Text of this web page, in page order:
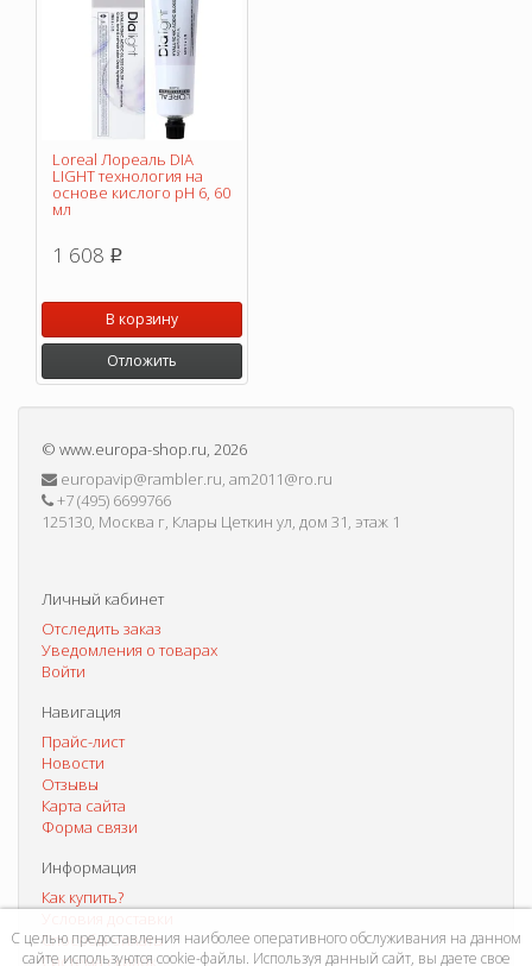
Loreal Лореаль DIA
LIGHT технология на
основе кислого pH 6, 60
мл
1 608 p
В корзину
Отложить
© www.europa-shop.ru, 2026
europavip@rambler.ru, am2011@ro.ru
+7 (495) 6699766
125130, Москва г, Клары Цеткин ул, дом 31, этаж 1
Личный кабинет
Отследить заказ
Уведомления о товарах
Войти
Навигация
Прайс-лист
Новости
Отзывы
Карта сайта
Форма связи
Информация
Как купить?
Способы оплаты
Система скидок
С целью предоставления наиболее оперативного обслуживания на данном
сайте используются cookie-файлы. Используя данный сайт, вы даете свое